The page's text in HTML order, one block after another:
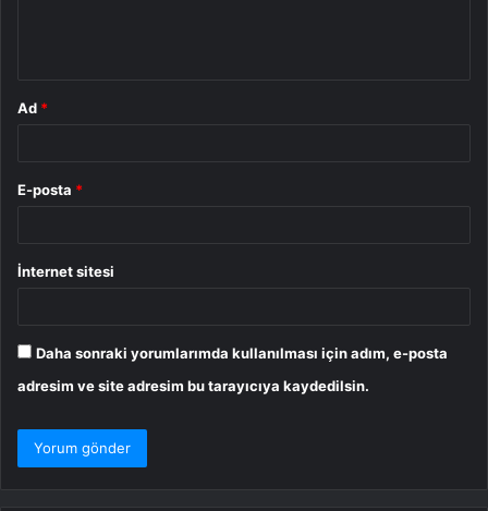
Ad *
E-posta *
İnternet sitesi
Daha sonraki yorumlarımda kullanılması için adım, e-posta
adresim ve site adresim bu tarayıcıya kaydedilsin.